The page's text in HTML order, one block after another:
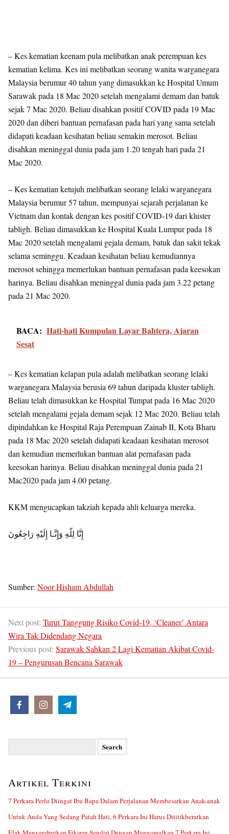
– Kes kematian keenam pula melibatkan anak perempuan kes
kematian kelima. Kes ini melibatkan seorang wanita warganegara
Malaysia berumur 40 tahun yang dimasukkan ke Hospital Umum
Sarawak pada 18 Mac 2020 setelah mengalami demam dan batuk
sejak 7 Mac 2020. Beliau disahkan positif COVID pada 19 Mac
2020 dan diberi bantuan pernafasan pada hari yang sama setelah
didapati keadaan kesihatan beliau semakin merosot. Beliau
disahkan meninggal dunia pada jam 1.20 tengah hari pada 21
Mac 2020.
– Kes kematian ketujuh melibatkan seorang lelaki warganegara
Malaysia berumur 57 tahun, mempunyai sejarah perjalanan ke
Vietnam dan kontak dengan kes positif COVID-19 dari kluster
tabligh. Beliau dimasukkan ke Hospital Kuala Lumpur pada 18
Mac 2020 setelah mengalami gejala demam, batuk dan sakit tekak
selama seminggu. Keadaan kesihatan beliau kemudiannya
merosot sehingga memerlukan bantuan pernafasan pada keesokan
harinya. Beliau disahkan meninggal dunia pada jam 3.22 petang
pada 21 Mac 2020.
BACA: Hati-hati Kumpulan Layar Bahtera, Ajaran
Sesat
– Kes kematian kelapan pula adalah melibatkan seorang lelaki
warganegara Malaysia berusia 69 tahun daripada kluster tabligh.
Beliau telah dimasukkan ke Hospital Tumpat pada 16 Mac 2020
setelah mengalami gejala demam sejak 12 Mac 2020. Beliau telah
dipindahkan ke Hospital Raja Perempuan Zainab II, Kota Bharu
pada 18 Mac 2020 setelah didapati keadaan kesihatan merosot
dan kemudian memerlukan bantuan alat pernafasan pada
keesokan harinya. Beliau disahkan meninggal dunia pada 21
Mac2020 pada jam 4.00 petang.
KKM mengucapkan takziah kepada ahli keluarga mereka.
‎إِنَّا لِلّهِ وَإِنَّـا إِلَيْهِ رَاجِعُونَ
Sumber: Noor Hisham Abdullah
Next post: Turut Tanggung Risiko Covid-19, ‘Cleaner’ Antara
Wira Tak Didendang Negara
Previous post: Sarawak Sahkan 2 Lagi Kematian Akibat Covid-
19 – Pengurusan Bencana Sarawak
Artikel Terkini
7 Perkara Perlu Diingat Ibu Bapa Dalam Perjalanan Membesarkan Anak-anak
Untuk Anda Yang Sedang Patah Hati, 6 Perkara Ini Harus Dititikberatkan